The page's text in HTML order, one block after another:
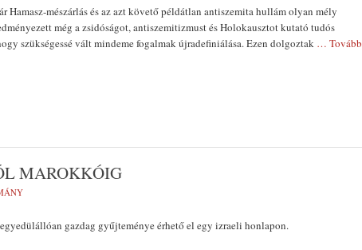
Hamasz-mészárlás és az azt követő példátlan antiszemita hullám olyan mély
még a zsidóságot, antiszemitizmust és Holokausztot kutató tudós
szükségessé vált mindeme fogalmak újradefiniálása. Ezen dolgoztak … Tovább
MAROKKÓIG
gazdag gyűjteménye érhető el egy izraeli honlapon.